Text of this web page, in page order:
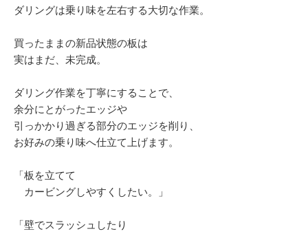
ダリングは乗り味を左右する大切な作業。
買ったままの新品状態の板は
実はまだ、未完成。
ダリング作業を丁寧にすることで、
余分にとがったエッジや
引っかかり過ぎる部分のエッジを削り、
お好みの乗り味へ仕立て上げます。
「板を立てて
カービングしやすくしたい。」
「壁でスラッシュしたり